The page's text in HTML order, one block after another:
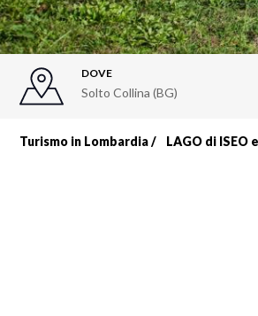
DOVE
Solto Collina (BG)
Turismo in Lombardia LAGO di ISEO